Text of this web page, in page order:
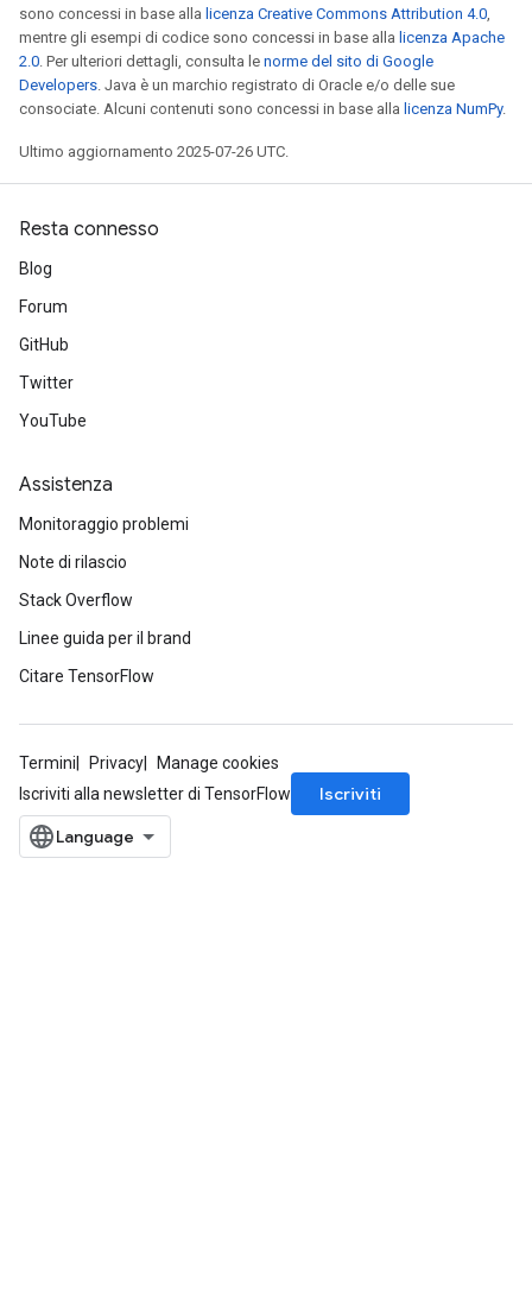
sono concessi in base alla licenza Creative Commons Attribution 4.0,
mentre gli esempi di codice sono concessi in base alla licenza Apache
2.0. Per ulteriori dettagli, consulta le norme del sito di Google
Developers. Java è un marchio registrato di Oracle e/o delle sue
consociate. Alcuni contenuti sono concessi in base alla licenza NumPy.
Ultimo aggiornamento 2025-07-26 UTC.
Resta connesso
Blog
Forum
GitHub
Twitter
YouTube
Assistenza
Monitoraggio problemi
Note di rilascio
Stack Overflow
Linee guida per il brand
Citare TensorFlow
Termini Privacy
Manage cookies
Iscriviti alla newsletter di TensorFlow
Iscriviti